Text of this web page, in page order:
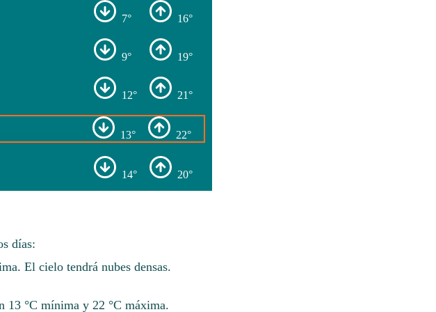
7° 16°
9° 19°
12° 21°
13° 22°
14° 20°
días:
El cielo tendrá nubes densas.
13 °C mínima y 22 °C máxima.